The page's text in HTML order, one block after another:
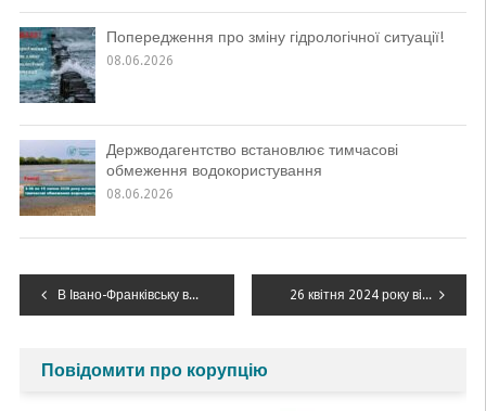
Попередження про зміну гідрологічної ситуації!
08.06.2026
Держводагентство встановлює тимчасові
обмеження водокористування
08.06.2026
Навігація
В Івано-Франківську відбувся захід з громадського обговорення проєкту ПУРБ Дністра 26 квітня 2024 року відзначають 38-мі роковини аварії на Чорнобильській АЕС
Повідомити про корупцію